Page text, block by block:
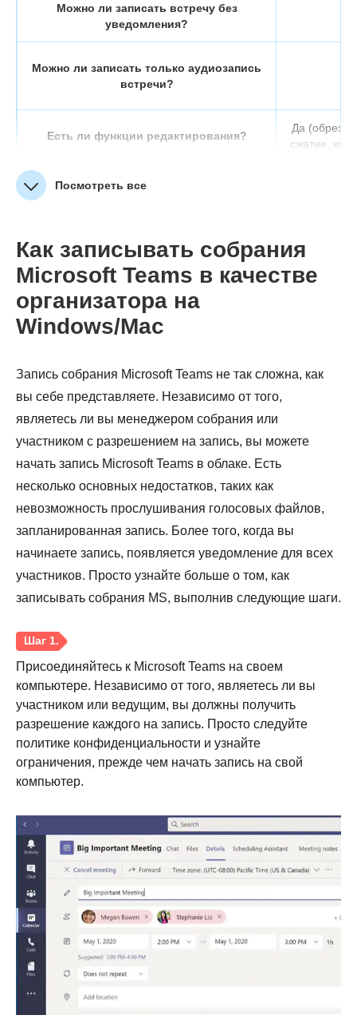
Можно ли записать встречу без
уведомления?
Можно ли записать только аудиозапись
встречи?
Есть ли функции редактирования?
Да
сжатие,
Посмотреть все
Как записывать собрания
Microsoft Teams в качестве
организатора на
Windows/Mac
Запись собрания Microsoft Teams не так сложна, как
вы себе представляете. Независимо от того,
являетесь ли вы менеджером собрания или
участником с разрешением на запись, вы можете
начать запись Microsoft Teams в облаке. Есть
несколько основных недостатков, таких как
невозможность прослушивания голосовых файлов,
запланированная запись. Более того, когда вы
начинаете запись, появляется уведомление для всех
участников. Просто узнайте больше о том, как
записывать собрания MS, выполнив следующие шаги.
Присоединяйтесь к Microsoft Teams на своем
компьютере. Независимо от того, являетесь ли вы
участником или ведущим, вы должны получить
разрешение каждого на запись. Просто следуйте
политике конфиденциальности и узнайте
ограничения, прежде чем начать запись на свой
компьютер.